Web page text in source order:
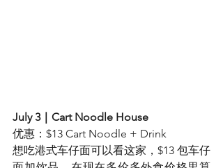
July 3｜Cart Noodle House
优惠：$13 Cart Noodle + Drink
想吃港式车仔面可以看这家，$13 包车仔